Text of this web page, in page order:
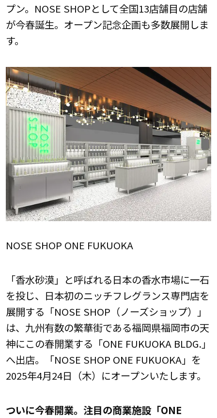
プン。NOSE SHOPとして全国13店舗目の店舗
が今春誕生。オープン記念企画も多数展開しま
す。
NOSE SHOP ONE FUKUOKA
「香水砂漠」と呼ばれる日本の香水市場に一石
を投じ、日本初のニッチフレグランス専門店を
展開する「NOSE SHOP（ノーズショップ）」
は、九州有数の繁華街である福岡県福岡市の天
神にこの春開業する「ONE FUKUOKA BLDG.」
へ出店。「NOSE SHOP ONE FUKUOKA」を
2025年4月24日（木）にオープンいたします。
ついに今春開業。注目の商業施設「ONE